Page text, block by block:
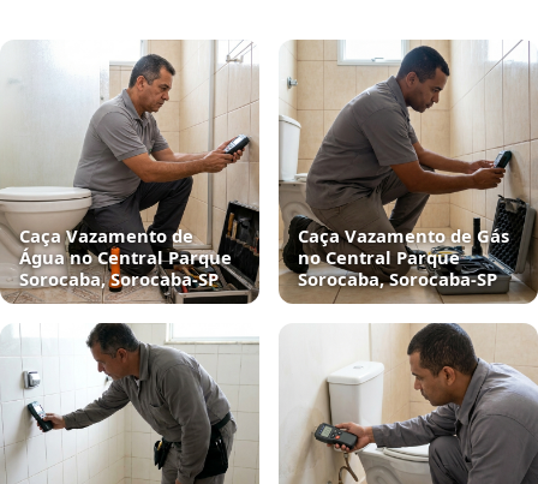
Caça Vazamento de
Água no Central Parque
Sorocaba, Sorocaba‑SP
Caça Vazamento de Gás
no Central Parque
Sorocaba, Sorocaba‑SP